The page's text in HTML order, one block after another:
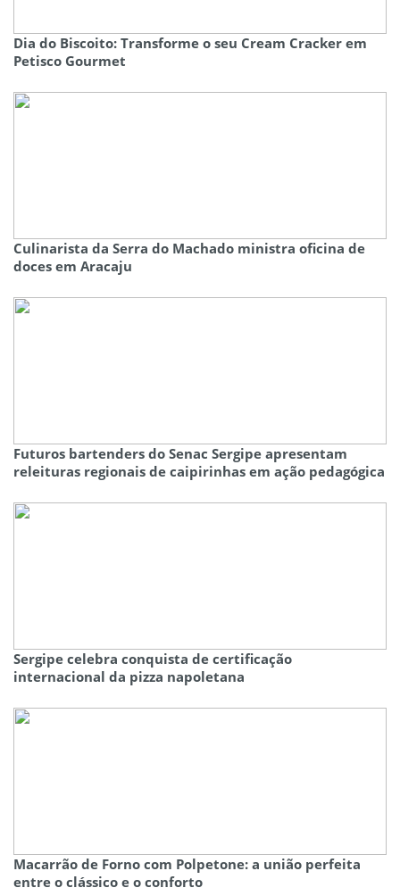
Dia do Biscoito: Transforme o seu Cream Cracker em
Petisco Gourmet
Culinarista da Serra do Machado ministra oficina de
doces em Aracaju
Futuros bartenders do Senac Sergipe apresentam
releituras regionais de caipirinhas em ação pedagógica
Sergipe celebra conquista de certificação
internacional da pizza napoletana
Macarrão de Forno com Polpetone: a união perfeita
entre o clássico e o conforto